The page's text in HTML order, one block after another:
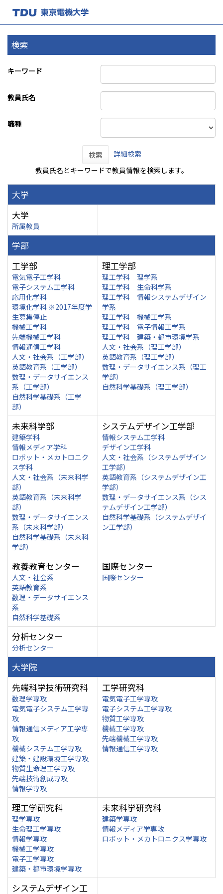
検索
キーワード
教員氏名
職種
検索
詳細検索
教員氏名とキーワードで教員情報を検索します。
大学
大学
所属教員
学部
工学部
電気電子工学科
電子システム工学科
応用化学科
環境化学科 ※2017年度学
生募集停止
機械工学科
先端機械工学科
情報通信工学科
人文・社会系（工学部）
英語教育系（工学部）
数理・データサイエンス
系（工学部）
自然科学基礎系（工学
部）
理工学部
理工学科 理学系
理工学科 生命科学系
理工学科 情報システムデザイン
学系
理工学科 機械工学系
理工学科 電子情報工学系
理工学科 建築・都市環境学系
人文・社会系（理工学部）
英語教育系（理工学部）
数理・データサイエンス系（理工
学部）
自然科学基礎系（理工学部）
未来科学部
建築学科
情報メディア学科
ロボット・メカトロニク
ス学科
人文・社会系（未来科学
部）
英語教育系（未来科学
部）
数理・データサイエンス
系（未来科学部）
自然科学基礎系（未来科
学部）
システムデザイン工学部
情報システム工学科
デザイン工学科
人文・社会系（システムデザイン
工学部）
英語教育系（システムデザイン工
学部）
数理・データサイエンス系（シス
テムデザイン工学部）
自然科学基礎系（システムデザイ
ン工学部）
教養教育センター
人文・社会系
英語教育系
数理・データサイエンス
系
自然科学基礎系
国際センター
国際センター
分析センター
分析センター
大学院
先端科学技術研究科
数理学専攻
電気電子システム工学専
攻
情報通信メディア工学専
攻
機械システム工学専攻
建築・建設環境工学専攻
物質生命理工学専攻
先端技術創成専攻
情報学専攻
工学研究科
電気電子工学専攻
電子システム工学専攻
物質工学専攻
機械工学専攻
先端機械工学専攻
情報通信工学専攻
理工学研究科
理学専攻
生命理工学専攻
情報学専攻
機械工学専攻
電子工学専攻
建築・都市環境学専攻
未来科学研究科
建築学専攻
情報メディア学専攻
ロボット・メカトロニクス学専攻
システムデザイン工